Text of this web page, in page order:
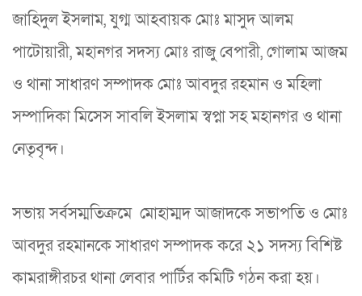
জাহিদুল ইসলাম, যুগ্ম আহবায়ক মোঃ মাসুদ আলম
পাটোয়ারী, মহানগর সদস্য মোঃ রাজু বেপারী, গোলাম আজম
ও থানা সাধারণ সম্পাদক মোঃ আবদুর রহমান ও মহিলা
সম্পাদিকা মিসেস সাবলি ইসলাম স্বপ্না সহ মহানগর ও থানা
নেতৃবৃন্দ।
সভায় সর্বসম্মতিক্রমে মোহাম্মদ আজাদকে সভাপতি ও মোঃ
আবদুর রহমানকে সাধারণ সম্পাদক করে ২১ সদস্য বিশিষ্ট
কামরাঙ্গীরচর থানা লেবার পার্টির কমিটি গঠন করা হয়।